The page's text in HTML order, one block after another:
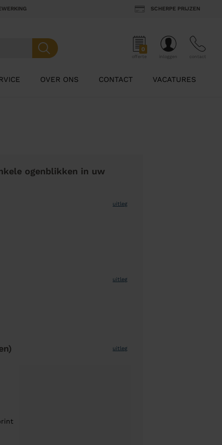
SCHERPE PRIJZEN
0
offerte inloggen contact
OVER ONS CONTACT VACATURES
ogenblikken in uw
uitleg
uitleg
uitleg